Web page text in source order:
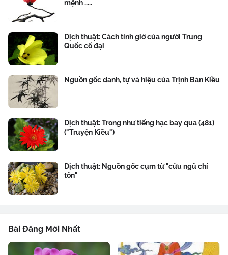
mệnh .....
Dịch thuật: Cách tính giờ của người Trung
Quốc cổ đại
Nguồn gốc danh, tự và hiệu của Trịnh Bản Kiều
Dịch thuật: Trong như tiếng hạc bay qua (481)
("Truyện Kiều")
Dịch thuật: Nguồn gốc cụm từ "cửu ngũ chí
tôn"
Bài Đăng Mới Nhất